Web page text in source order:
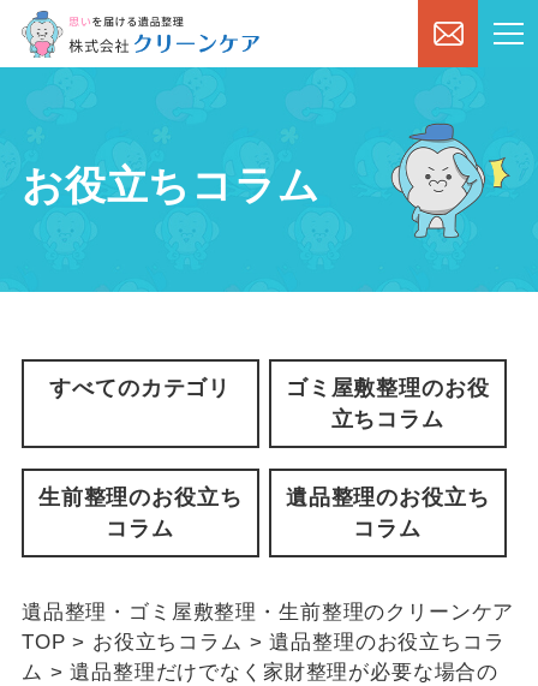
お役立ちコラム
すべてのカテゴリ
ゴミ屋敷整理のお役
立ちコラム
生前整理のお役立ち
コラム
遺品整理のお役立ち
コラム
遺品整理・ゴミ屋敷整理・生前整理のクリーンケア
TOP > お役立ちコラム >遺品整理のお役立ちコラ
ム >遺品整理だけでなく家財整理が必要な場合の